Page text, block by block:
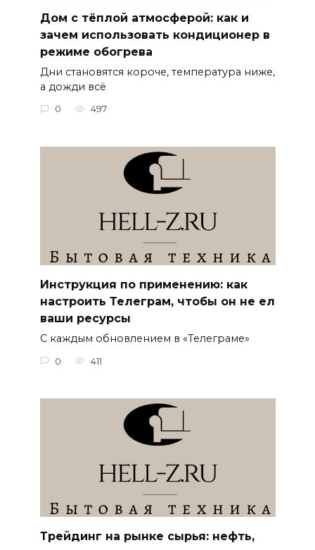
Дом с тёплой атмосферой: как и
зачем использовать кондиционер в
режиме обогрева
Дни становятся короче, температура ниже,
а дожди всё
0 497
Инструкция по применению: как
настроить Телеграм, чтобы он не ел
ваши ресурсы
С каждым обновлением в «Телеграме»
0 411
Трейдинг на рынке сырья: нефть,